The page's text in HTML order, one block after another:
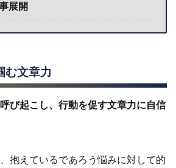
展開
文章力
び起こし、行動を促す文章力に自信
抱えているであろう悩みに対して的